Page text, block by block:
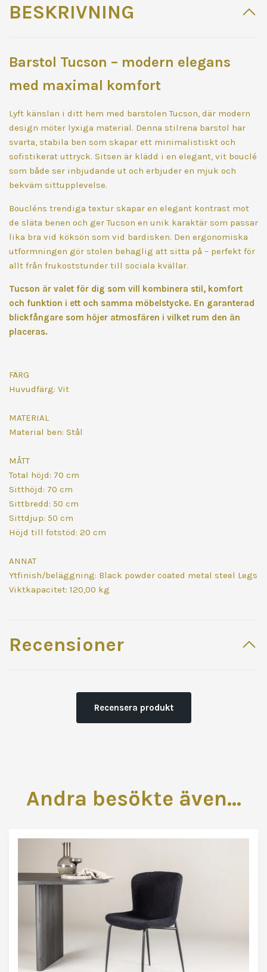
BESKRIVNING
Barstol Tucson – modern elegans
med maximal komfort
Lyft känslan i ditt hem med barstolen Tucson, där modern
design möter lyxiga material. Denna stilrena barstol har
svarta, stabila ben som skapar ett minimalistiskt och
sofistikerat uttryck. Sitsen är klädd i en elegant, vit bouclé
som både ser inbjudande ut och erbjuder en mjuk och
bekväm sittupplevelse.
Boucléns trendiga textur skapar en elegant kontrast mot
de släta benen och ger Tucson en unik karaktär som passar
lika bra vid köksön som vid bardisken. Den ergonomiska
utformningen gör stolen behaglig att sitta på – perfekt för
allt från frukoststunder till sociala kvällar.
Tucson är valet för dig som vill kombinera stil, komfort
och funktion i ett och samma möbelstycke. En garanterad
blickfångare som höjer atmosfären i vilket rum den än
placeras.
FÄRG
Huvudfärg: Vit
MATERIAL
Material ben: Stål
MÅTT
Total höjd: 70 cm
Sitthöjd: 70 cm
Sittbredd: 50 cm
Sittdjup: 50 cm
Höjd till fotstöd: 20 cm
ANNAT
Ytfinish/beläggning: Black powder coated metal steel Legs
Viktkapacitet: 120,00 kg
Recensioner
Recensera produkt
Andra besökte även...